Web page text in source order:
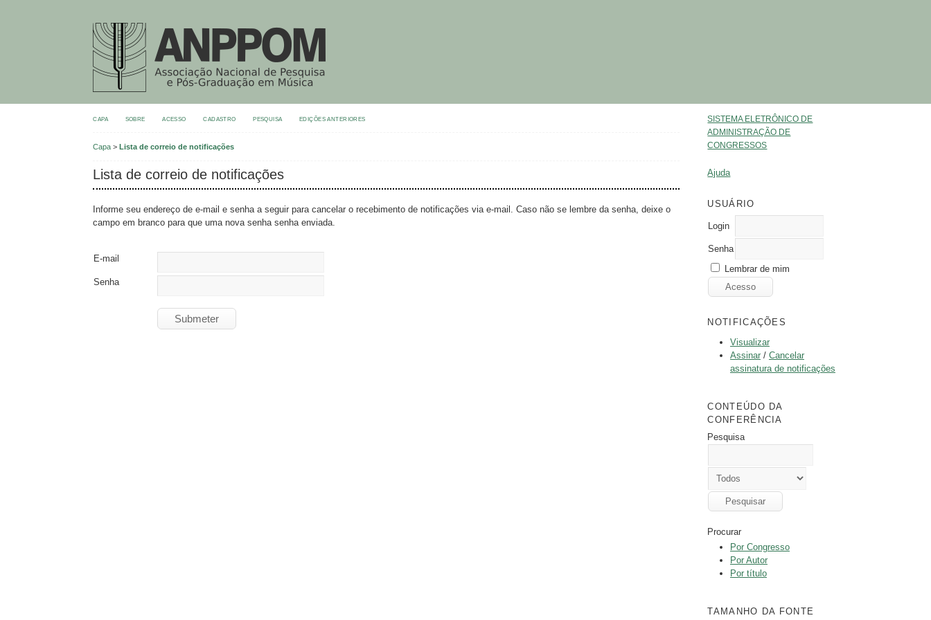
SISTEMA ELETRÔNICO DE
ADMINISTRAÇÃO DE
CONGRESSOS
Ajuda
USUÁRIO
Login
Senha
Lembrar de mim
NOTIFICAÇÕES
Visualizar
Assinar/ Cancelar
assinatura de notificações
CONTEÚDO DA
CONFERÊNCIA
Pesquisa
Procurar
Por Congresso
Por Autor
Por título
TAMANHO DA FONTE
CAPA SOBRE ACESSO CADASTRO PESQUISA EDIÇÕES ANTERIORES
Capa >Lista de correio de notificações
Lista de correio de notificações
Informe seu endereço de e-mail e senha a seguir para cancelar o recebimento de notificações via e-mail. Caso não se lembre da senha, deixe o
campo em branco para que uma nova senha senha enviada.
E-mail
Senha